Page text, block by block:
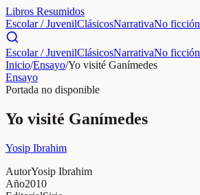
Libros Resumidos
Escolar / JuvenilClásicosNarrativaNo ficción
Escolar / JuvenilClásicosNarrativaNo ficción
Inicio/Ensayo/Yo visité Ganímedes
Ensayo
Portada no disponible
Yo visité Ganímedes
Yosip Ibrahim
AutorYosip Ibrahim
Año2010